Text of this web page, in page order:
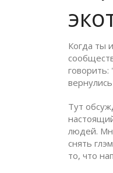
Когда ты
Тут
людей.
снять
то, что